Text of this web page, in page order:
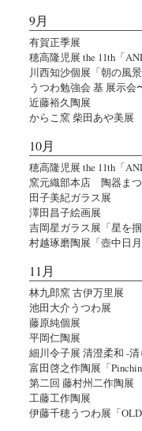
9月
有賀正季展
穂高隆児展 the 11th「
川西知沙個展「朝の風景
うつわ勉強会 基 展示会
近藤裕久陶展
からこ窯 柴田あや美展
10月
穂高隆児展 the 11th「
窯元織部本店 陶器まつ
田子美紀ガラス展
澤田昌子絵画展
吉岡星ガラス展「星を掴
村越琢磨陶展「壺中日月
11月
林九郎窯 古伊万里展
池田大介うつわ展
藤原純個展
平岡仁陶展
細川令子展 清澄柔和 -
富田啓之作陶展「
第二回 藤村州二作陶展
工藤工作陶展
伊藤千穂うつわ展「OLD